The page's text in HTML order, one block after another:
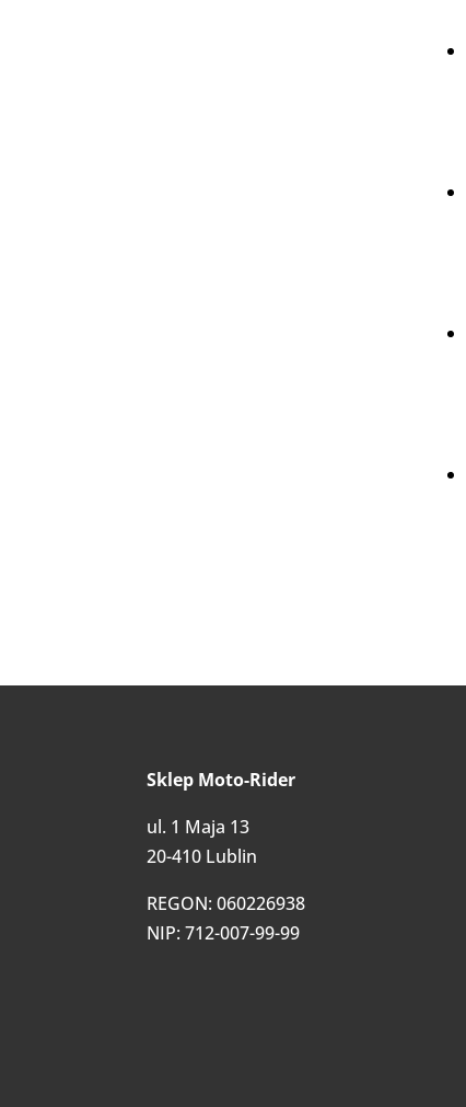
Sklep Moto-Rider
ul. 1 Maja 13
20-410 Lublin
REGON: 060226938
NIP: 712-007-99-99